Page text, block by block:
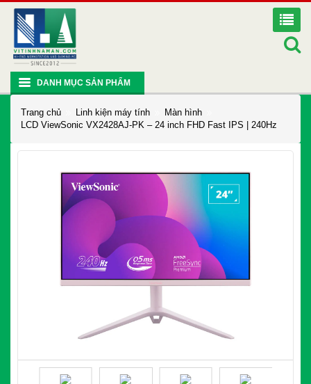
DANH MỤC SẢN PHẨM
Trang chủ Linh kiện máy tính
Màn hình
LCD ViewSonic VX2428AJ-PK – 24 inch FHD Fast IPS | 240Hz